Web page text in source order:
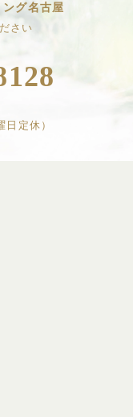
グ名古屋
さい
定休）